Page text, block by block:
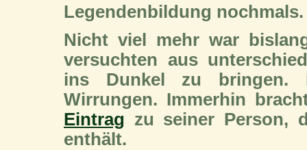
Legendenbildung nochmals.
Nicht viel mehr war
versuchten aus
ins Dunkel zu bringen.
Wirrungen. Immerhin
Eintrag zu seiner Person,
enthält.